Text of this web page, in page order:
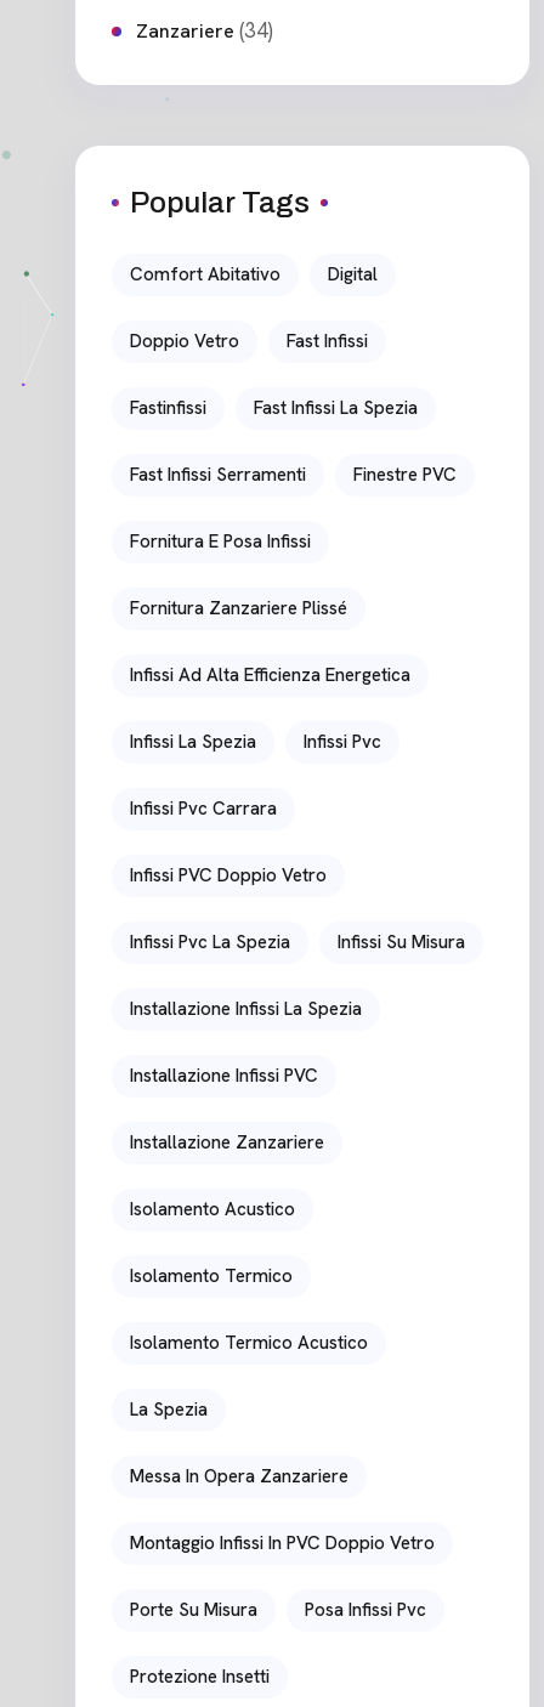
Zanzariere (34)
Popular Tags
Comfort Abitativo Digital
Doppio Vetro Fast Infissi
Fastinfissi Fast Infissi La Spezia
Fast Infissi Serramenti Finestre PVC
Fornitura E Posa Infissi
Fornitura Zanzariere Plissé
Infissi Ad Alta Efficienza Energetica
Infissi La Spezia Infissi Pvc
Infissi Pvc Carrara
Infissi PVC Doppio Vetro
Infissi Pvc La Spezia Infissi Su Misura
Installazione Infissi La Spezia
Installazione Infissi PVC
Installazione Zanzariere
Isolamento Acustico
Isolamento Termico
Isolamento Termico Acustico
La Spezia
Messa In Opera Zanzariere
Montaggio Infissi In PVC Doppio Vetro
Porte Su Misura Posa Infissi Pvc
Protezione Insetti